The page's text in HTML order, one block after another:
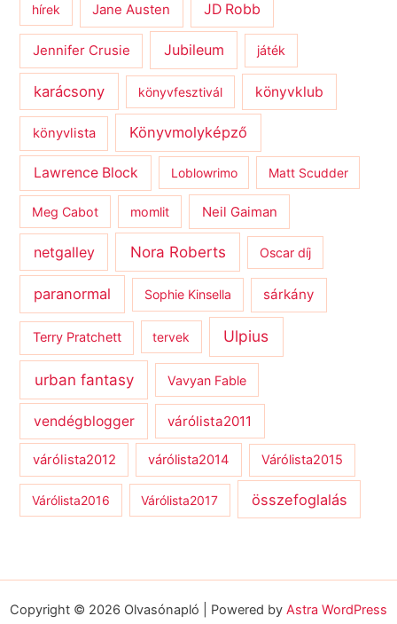
hírek Jane Austen JD Robb
Jennifer Crusie Jubileum játék
karácsony könyvfesztivál könyvklub
könyvlista Könyvmolyképző
Lawrence Block Loblowrimo Matt Scudder
Meg Cabot momlit Neil Gaiman
netgalley Nora Roberts Oscar díj
paranormal Sophie Kinsella sárkány
Terry Pratchett tervek Ulpius
urban fantasy Vavyan Fable
vendégblogger várólista2011
várólista2012 várólista2014 Várólista2015
Várólista2016 Várólista2017 összefoglalás
Copyright © 2026 Olvasónapló | Powered by Astra WordPress